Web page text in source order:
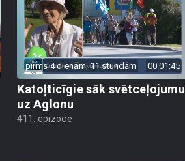
pirms 4 dienām, 11 stundām 00:01:45
Katoļticīgie sāk svētceļojumu
uz Aglonu
411. epizode